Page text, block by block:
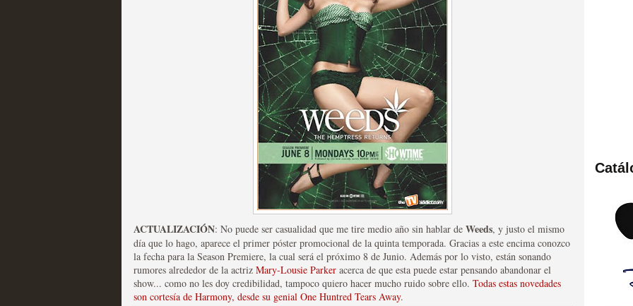
The Get Down o cómo acabar siendo una de las
series más caras de la historia
Fin de ciclo para las series de viajes en el tiempo
ACTUALIZACIÓN: No puede ser casualidad que me tire medio año sin hablar de Weeds, y justo el mismo
día que lo hago, aparece el primer póster promocional de la quinta temporada. Gracias a este encima conozco
la fecha para la Season Premiere, la cual será el próximo 8 de Junio. Además por lo visto, están sonando
rumores alrededor de la actriz Mary-Lousie Parker acerca de que esta puede estar pensando abandonar el
show... como no les doy credibilidad, tampoco quiero hacer mucho ruido sobre ello. Todas estas novedades
son cortesía de Harmony, desde su genial One Huntred Tears Away.